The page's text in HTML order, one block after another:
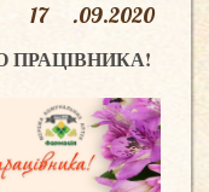
17 .09.2020